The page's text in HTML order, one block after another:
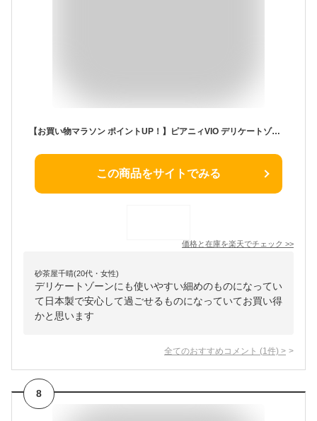
【お買い物マラソン ポイントUP！】ピアニィVIO デリケートゾーン用 カミソリ すきカミソリ デリケートケア シェーバー レディース 女性用 ムダ毛ケア ムダ毛剃り 全身ケア 剃毛 毛量調整 フェザー 安全剃刃 日本製 hk0001
この商品をサイトでみる
価格と在庫を楽天でチェック >>
砂茶屋千晴(20代・女性)
デリケートゾーンにも使いやすい細めのものになってい
て日本製で安心して過ごせるものになっていてお買い得
かと思います
全てのおすすめコメント (1 件) >
8